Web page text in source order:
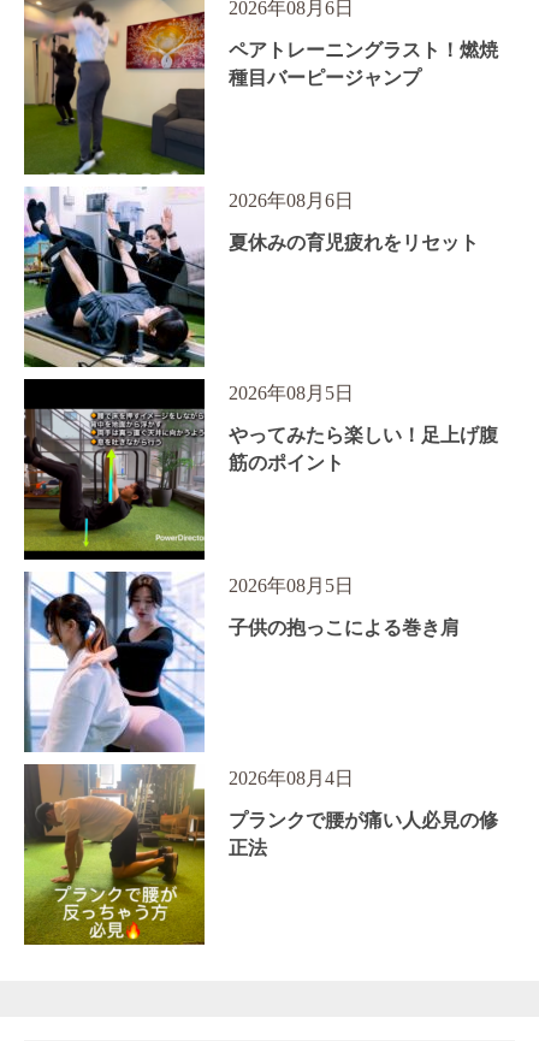
2026年08月6日
ペアトレーニングラスト！燃焼
種目バーピージャンプ
2026年08月6日
夏休みの育児疲れをリセット
2026年08月5日
やってみたら楽しい！足上げ腹
筋のポイント
2026年08月5日
子供の抱っこによる巻き肩
2026年08月4日
プランクで腰が痛い人必見の修
正法